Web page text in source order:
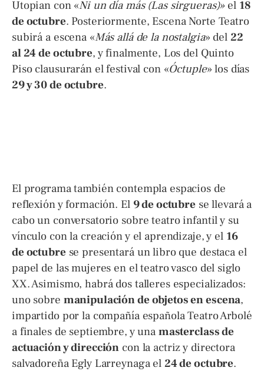
Utopian con «Ni un día más (Las sirgueras)»el 18
de octubre. Posteriormente, Escena Norte Teatro
subirá a escena «Más allá de la nostalgia» del 22
al 24 de octubre, y finalmente, Los del Quinto
Piso clausurarán el festival con «Óctuple» los días
29 y 30 de octubre.
El programa también contempla espacios de
reflexión y formación. El 9 de octubre se llevará a
cabo un conversatorio sobre teatro infantil y su
vínculo con la creación y el aprendizaje, y el 16
de octubre se presentará un libro que destaca el
papel de las mujeres en el teatro vasco del siglo
XX. Asimismo, habrá dos talleres especializados:
uno sobre manipulación de objetos en escena,
impartido por la compañía española Teatro Arbolé
a finales de septiembre, y una masterclass de
actuación y dirección con la actriz y directora
salvadoreña Egly Larreynaga el 24 de octubre.